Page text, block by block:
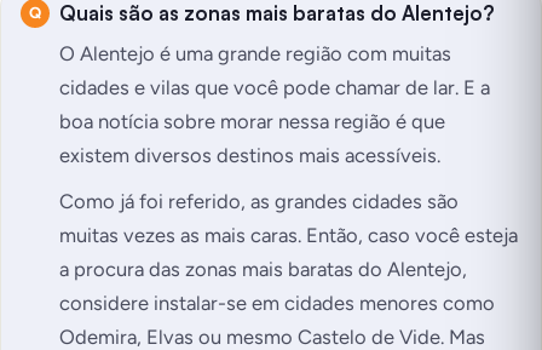
Quais são as zonas mais baratas do Alentejo?
O Alentejo é uma grande região com muitas
cidades e vilas que você pode chamar de lar. E a
boa notícia sobre morar nessa região é que
existem diversos destinos mais acessíveis.
Como já foi referido, as grandes cidades são
muitas vezes as mais caras. Então, caso você esteja
a procura das zonas mais baratas do Alentejo,
considere instalar-se em cidades menores como
Odemira, Elvas ou mesmo Castelo de Vide. Mas